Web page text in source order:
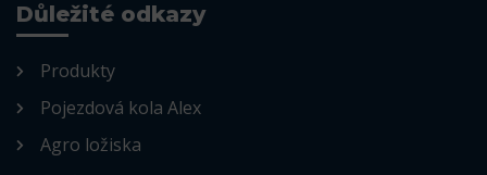
Důležité odkazy
Produkty
Pojezdová kola Alex
Agro ložiska